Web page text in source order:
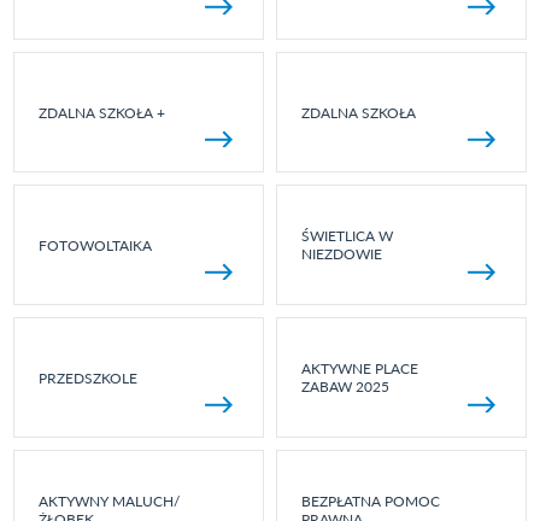
ZDALNA SZKOŁA + ZDALNA SZKOŁA
FOTOWOLTAIKA
ŚWIETLICA W
NIEZDOWIE
PRZEDSZKOLE
AKTYWNE PLACE
ZABAW 2025
AKTYWNY MALUCH/
BEZPŁATNA POMOC